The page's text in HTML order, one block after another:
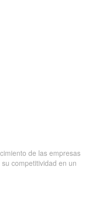
de las empresas
competitividad en un